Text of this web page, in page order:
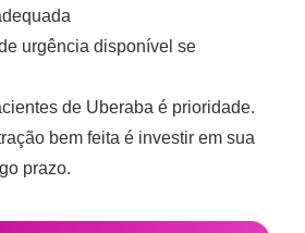
urgência disponível se
de Uberaba é prioridade.
bem feita é investir em sua
prazo.